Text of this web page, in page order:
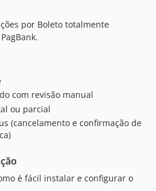
por Boleto totalmente
com revisão manual
ou parcial
(cancelamento e confirmação de
é fácil instalar e configurar o